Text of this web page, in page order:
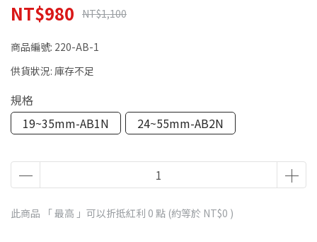
NT$980 NT$1,100
商品編號: 220-AB-1
供貨狀況: 庫存不足
規格
19~35mm-AB1N
24~55mm-AB2N
此商品 「 最高 」可以折抵紅利 0 點 (約等於 NT$0 )